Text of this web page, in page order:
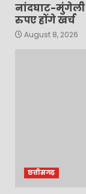
नांदघाट-मुंगेली
रुपए होंगे खर्च
August 8, 2026
छत्तीसगढ़